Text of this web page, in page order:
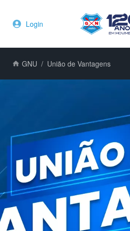
Login
GNU União de Vantagens